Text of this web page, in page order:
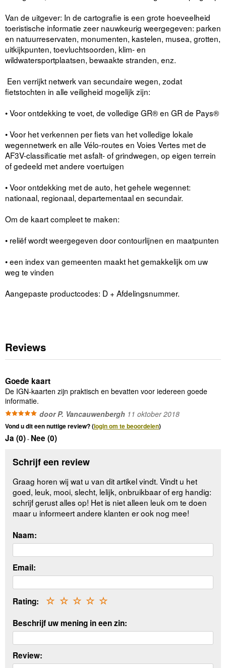
Van de uitgever: In de cartografie is een grote hoeveelheid
toeristische informatie zeer nauwkeurig weergegeven: parken
en natuurreservaten, monumenten, kastelen, musea, grotten,
uitkijkpunten, toevluchtsoorden, klim- en
wildwatersportplaatsen, bewaakte stranden, enz.
Een verrijkt netwerk van secundaire wegen, zodat
fietstochten in alle veiligheid mogelijk zijn:
• Voor ontdekking te voet, de volledige GR® en GR de Pays®
• Voor het verkennen per fiets van het volledige lokale
wegennetwerk en alle Vélo-routes en Voies Vertes met de
AF3V-classificatie met asfalt- of grindwegen, op eigen terrein
of gedeeld met andere voertuigen
• Voor ontdekking met de auto, het gehele wegennet:
nationaal, regionaal, departementaal en secundair.
Om de kaart compleet te maken:
• reliëf wordt weergegeven door contourlijnen en maatpunten
• een index van gemeenten maakt het gemakkelijk om uw
weg te vinden
Aangepaste productcodes: D + Afdelingsnummer.
Reviews
Goede kaart
De IGN-kaarten zijn praktisch en bevatten voor iedereen goede
informatie.
door P. Vancauwenbergh 11 oktober 2018
Vond u dit een nuttige review? (login om te beoordelen)
Ja (0)- Nee (0)
Schrijf een review
Graag horen wij wat u van dit artikel vindt. Vindt u het
goed, leuk, mooi, slecht, lelijk, onbruikbaar of erg handig:
schrijf gerust alles op! Het is niet alleen leuk om te doen
maar u informeert andere klanten er ook nog mee!
Naam:
Email:
Rating: ☆
☆
☆
☆
☆
Beschrijf uw mening in een zin:
Review: